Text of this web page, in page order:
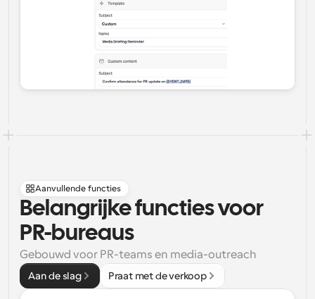
Aanvullende functies
Belangrijke functies voor
PR-bureaus
Gebouwd voor PR-teams en media-outreach
Aan de slag Praat met de verkoop